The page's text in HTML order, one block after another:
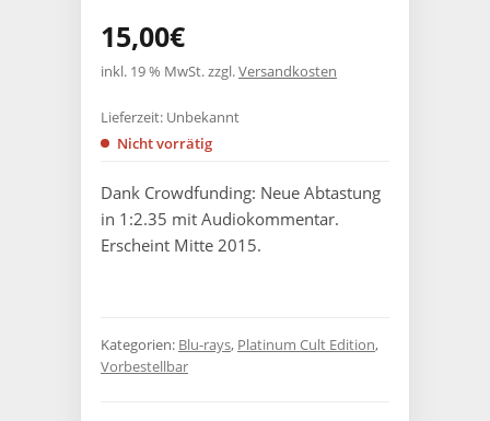
15,00€
inkl. 19 % MwSt.zzgl.Versandkosten
Dank Crowdfunding: Neue Abtastung
in 1:2.35 mit Audiokommentar.
Erscheint Mitte 2015.
Lieferzeit: Unbekannt
Nicht vorrätig
Kategorien: Blu-rays, Platinum Cult Edition,
Vorbestellbar